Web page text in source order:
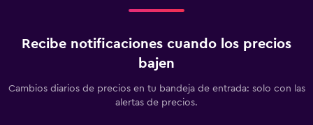
Recibe notificaciones cuando los precios
bajen
Cambios diarios de precios en tu bandeja de entrada: solo con las
alertas de precios.